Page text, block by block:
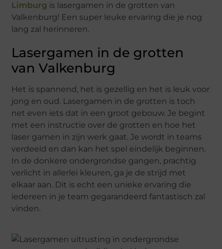
Limburg is lasergamen in de grotten van
Valkenburg! Een super leuke ervaring die je nog
lang zal herinneren.
Lasergamen in de grotten
van Valkenburg
Het is spannend, het is gezellig en het is leuk voor
jong en oud. Lasergamen in de grotten is toch
net even iets dat in een groot gebouw. Je begint
met een instructie over de grotten en hoe het
laser gamen in zijn werk gaat. Je wordt in teams
verdeeld en dan kan het spel eindelijk beginnen.
In de donkere ondergrondse gangen, prachtig
verlicht in allerlei kleuren, ga je de strijd met
elkaar aan. Dit is echt een unieke ervaring die
iedereen in je team gegarandeerd fantastisch zal
vinden.